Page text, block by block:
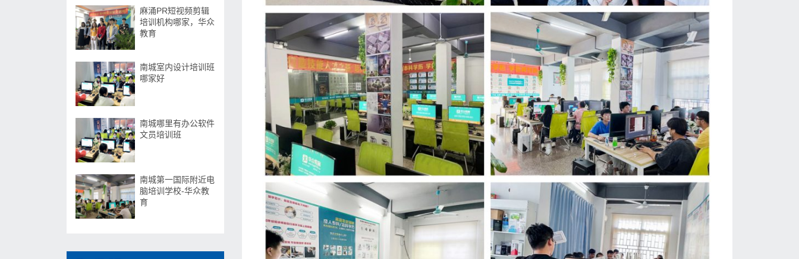
麻涌PR短视频剪辑
培训机构哪家，华众
教育
南城室内设计培训班
哪家好
南城哪里有办公软件
文员培训班
南城第一国际附近电
脑培训学校-华众教
育